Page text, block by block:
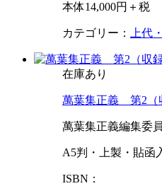
本体14,000円＋税
カテゴリー： 上代
在庫あり
萬葉集正義 第2（
萬葉集正義編集委
A5判・上製・貼函
ISBN：